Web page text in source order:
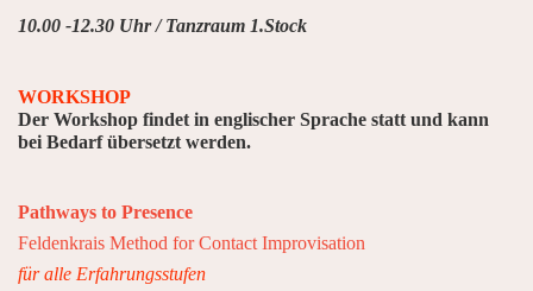
10.00 -12.30 Uhr / Tanzraum 1.Stock
WORKSHOP
Der Workshop findet in englischer Sprache statt und kann
bei Bedarf übersetzt werden.
Pathways to Presence
Feldenkrais Method for Contact Improvisation
für alle Erfahrungsstufen